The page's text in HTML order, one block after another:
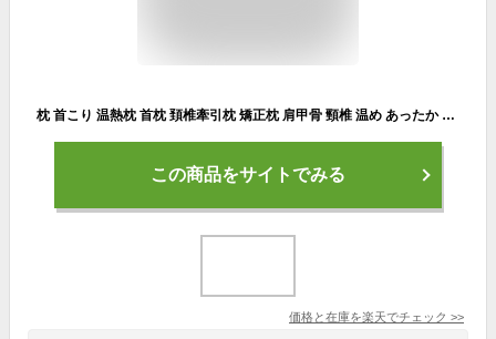
枕 首こり 温熱枕 首枕 頚椎牽引枕 矯正枕 肩甲骨 頸椎 温め あったか まくら スマホ首 ネックストレッチャー 猫背 解消 グッズ マッサージ 首 首こり 解消グッズ 首 サポーター 電熱首枕 温め機能 ネックピロー 首が伸ば 枕カバー付き 防寒 ヒーター 快眠 矯正グッズ
この商品をサイトでみる
価格と在庫を楽天でチェック >>